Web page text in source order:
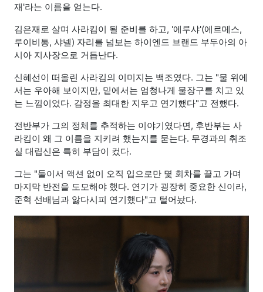
재'라는 이름을 얻는다.
김은재로 살며 사라킴이 될 준비를 하고, '에루샤'(에르메스,
루이비통, 샤넬) 자리를 넘보는 하이엔드 브랜드 부두아의 아
시아 지사장으로 거듭난다.
신혜선이 떠올린 사라킴의 이미지는 백조였다. 그는 "물 위에
서는 우아해 보이지만, 밑에서는 엄청나게 물장구를 치고 있
는 느낌이었다. 감정을 최대한 지우고 연기했다"고 전했다.
전반부가 그의 정체를 추적하는 이야기였다면, 후반부는 사
라킴이 왜 그 이름을 지키려 했는지를 묻는다. 무경과의 취조
실 대립신은 특히 부담이 컸다.
그는 "둘이서 액션 없이 오직 입으로만 몇 회차를 끌고 가며
마지막 반전을 도모해야 했다. 연기가 굉장히 중요한 신이라,
준혁 선배님과 앓다시피 연기했다"고 털어놨다.